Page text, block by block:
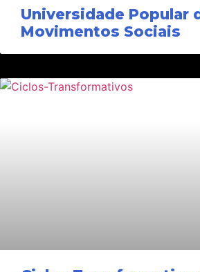
Universidade Popular
Movimentos Sociais